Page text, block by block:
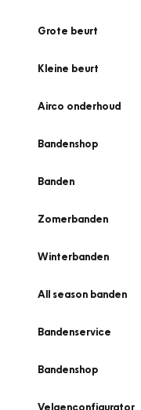
Grote beurt
Kleine beurt
Airco onderhoud
Bandenshop
Banden
Zomerbanden
Winterbanden
All season banden
Bandenservice
Bandenshop
Velgenconfigurator